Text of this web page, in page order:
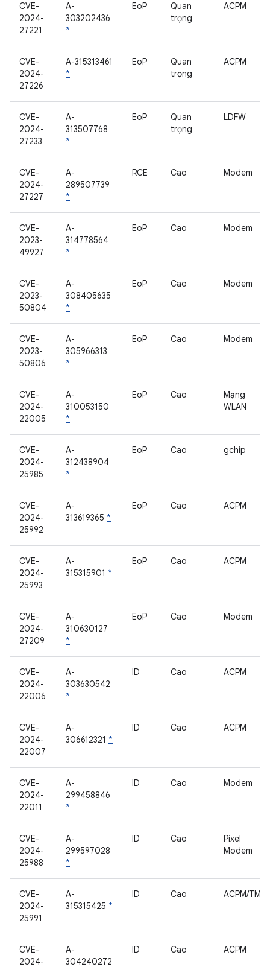
CVE-
2024-
27221
A-
303202436
*
EoP
Quan
trọng
ACPM
CVE-
2024-
27226
A-315313461
*
EoP
Quan
trọng
ACPM
CVE-
2024-
27233
A-
313507768
*
EoP
Quan
trọng
LDFW
CVE-
2024-
27227
A-
289507739
*
RCE Cao Modem
CVE-
2023-
49927
A-
314778564
*
EoP Cao Modem
CVE-
2023-
50804
A-
308405635
*
EoP Cao Modem
CVE-
2023-
50806
A-
305966313
*
EoP Cao Modem
CVE-
2024-
22005
A-
310053150
*
EoP Cao
Mạng
WLAN
CVE-
2024-
25985
A-
312438904
*
EoP Cao gchip
CVE-
2024-
25992
A-
313619365 *
EoP Cao ACPM
CVE-
2024-
25993
A-
315315901 *
EoP Cao ACPM
CVE-
2024-
27209
A-
310630127
*
EoP Cao Modem
CVE-
2024-
22006
A-
303630542
*
ID Cao ACPM
CVE-
2024-
22007
A-
306612321 *
ID Cao ACPM
CVE-
2024-
22011
A-
299458846
*
ID Cao Modem
CVE-
2024-
25988
A-
299597028
*
ID Cao
Pixel
Modem
CVE-
2024-
25991
A-
315315425 *
ID Cao ACPM/TMU
CVE-
2024-
A-
304240272
ID Cao ACPM